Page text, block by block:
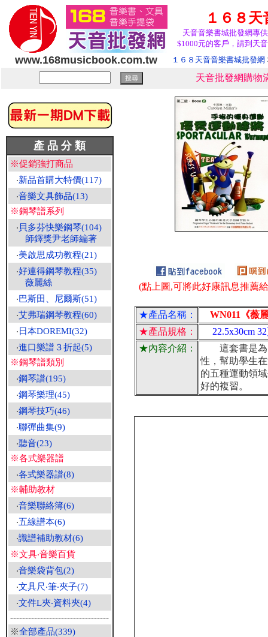
１６８
天音音樂書城批發網專
$1000元的客戶，請到天
www.168musicbook.com.tw １６８天音音樂書城批發網
天音批發網購物
產 品 分 類
※促銷強打商品
‧新品首購大特價(117)
‧音樂文具飾品(13)
※鋼琴譜系列
‧ 貝多芬快樂鋼琴(104)
師鐸獎尹老師編著
‧美啟思成功教程(21)
‧好連得鋼琴教程(35)
薇麗絲
‧巴斯田、尼爾斯(51)
‧艾弗瑞鋼琴教程(60)
‧ 日本DOREMI(32)
‧進口樂譜３折起(5)
※鋼琴譜類別
‧鋼琴譜(195)
‧鋼琴樂理(45)
‧鋼琴技巧(46)
‧聯彈曲集(9)
‧聽音(23)
※各式樂器譜
‧各式樂器譜(8)
※輔助教材
‧音樂聯絡簿(6)
‧五線譜本(6)
‧識譜補助教材(6)
※文具‧音樂百貨
‧音樂袋背包(2)
‧文具尺‧筆‧夾子(7)
‧文件L夾‧資料夾(4)
---------------------------------
※全部產品(339)
(點上圖,可將此好康訊息推薦
★產品名稱：
WN011《薇
★產品規格：
22.5x30cm
★內容介紹：
這套書是為
性，幫助學生
的五種運動領
好的複習。